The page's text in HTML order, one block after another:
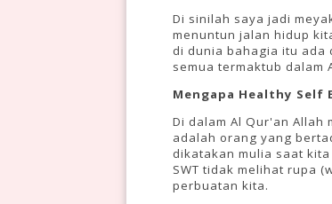
Di sinilah saya jadi
menuntun jalan hidup
di dunia bahagia itu ada
semua termaktub dalam
Mengapa Healthy Self
Di dalam Al Qur'an Allah
adalah orang yang
dikatakan mulia saat
SWT tidak melihat rupa
perbuatan kita.